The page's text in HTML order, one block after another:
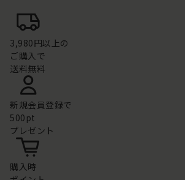
3,980円以上の
ご購入で
送料無料
新規会員登録で
500pt
プレゼント
購入時